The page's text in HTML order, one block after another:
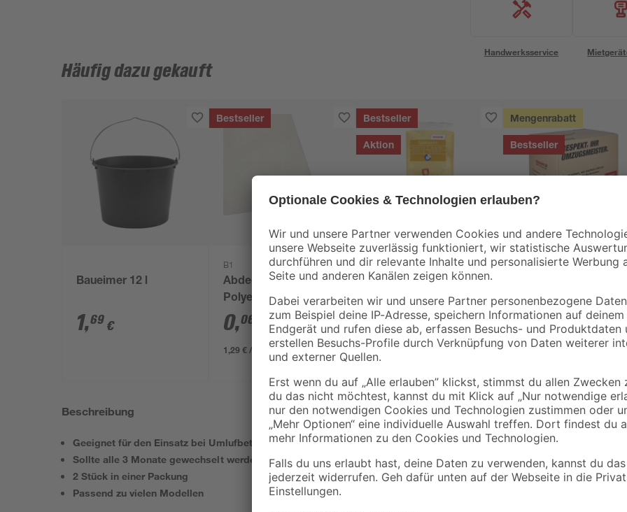
Handwerksservice
Häufig dazu gekauft
Baueimer 12 l
1,69 €
Bestseller
B1
Abdeckplane
Polyethylen
transparent 4 x 5 m
0,06
/ m²
1,29 € / Pack
Bestseller
Aktion
toom
Spielsand beige 0-2
mm 25 kg
2,99 € 3,29 €
0,12 € / Kilogramm
Mengenrabatt
Bestseller
toom
Textfeld 65 l
3,99 €
Beschreibung
Geeignet für den Einsatz bei Umlufbetrieb
Sollte alle 3 Monate gewechselt werden
2 Stück in einer Packung
Passend zu vielen Modellen
Wenn Sie Ihre
einsetzen. Hier erhalten Sie
Abzugshaubenmodelle.Passend
CH 3100 GISS- CH 3100 GISW-
S/W- CH 22010 S/W- CH